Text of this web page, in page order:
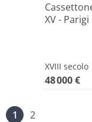
XV - Parigi
XVIII secolo
48 000 €
1 2